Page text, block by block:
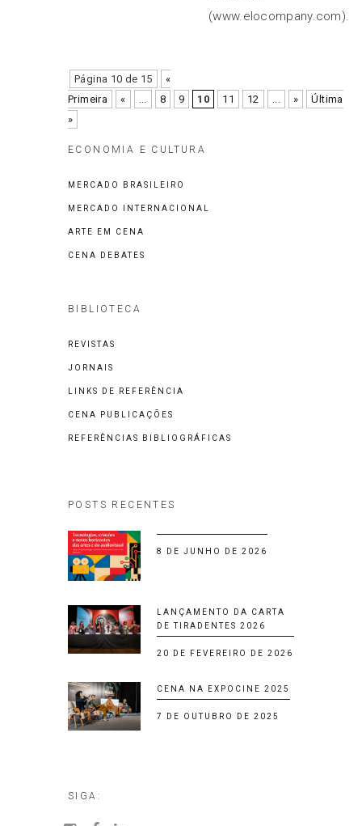
(www.elocompany.com).
Página 10 de 15
«
Primeira
« ... 8 9 10 11 12 ... »
Última
»
ECONOMIA E CULTURA
MERCADO BRASILEIRO
MERCADO INTERNACIONAL
ARTE EM CENA
CENA DEBATES
BIBLIOTECA
REVISTAS
JORNAIS
LINKS DE REFERÊNCIA
CENA PUBLICAÇÕES
REFERÊNCIAS BIBLIOGRÁFICAS
POSTS RECENTES
8 DE JUNHO DE 2026
LANÇAMENTO DA CARTA
DE TIRADENTES 2026
20 DE FEVEREIRO DE 2026
CENA NA EXPOCINE 2025
7 DE OUTUBRO DE 2025
SIGA: